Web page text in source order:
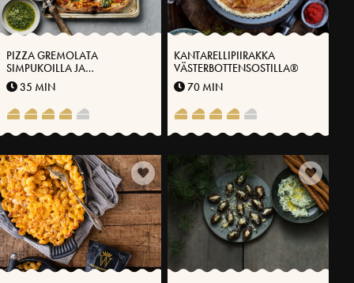
PIZZA GREMOLATA
SIMPUKOILLA JA
VÄSTERBOTTENSOSTILLA®
35 MIN
KANTARELLIPIIRAKKA
VÄSTERBOTTENSOSTILLA®
70 MIN